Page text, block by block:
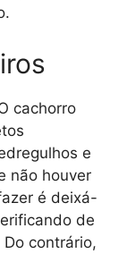
cachorro
e
não houver
é deixá-
de
contrário,